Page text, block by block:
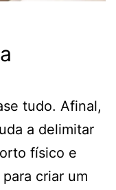
tudo. Afinal,
a delimitar
físico e
criar um